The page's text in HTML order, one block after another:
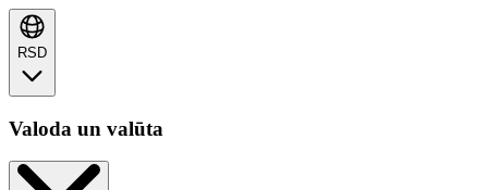
RSD
Valoda un valūta